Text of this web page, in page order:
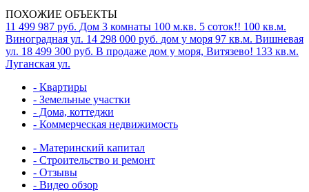
ПОХОЖИЕ ОБЪЕКТЫ
11 499 987 руб. Дом 3 комнаты 100 м.кв. 5 соток!! 100 кв.м.
Виноградная ул. 14 298 000 руб. дом у моря 97 кв.м. Вишневая
ул. 18 499 300 руб. В продаже дом у моря, Витязево! 133 кв.м.
Луганская ул.
- Квартиры
- Земельные участки
- Дома, коттеджи
- Коммерческая недвижимость
- Материнский капитал
- Строительство и ремонт
- Отзывы
- Видео обзор